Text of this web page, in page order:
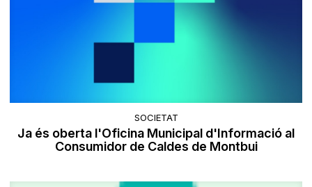
SOCIETAT
Ja és oberta l'Oficina Municipal d'Informació al
Consumidor de Caldes de Montbui